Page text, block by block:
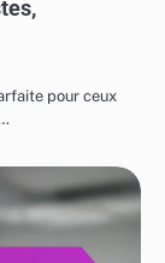
pour ceux